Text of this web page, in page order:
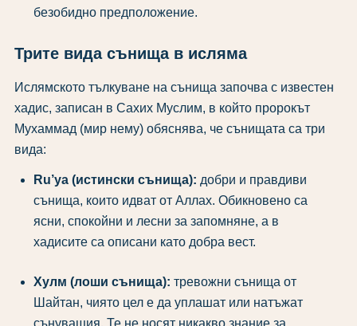
безобидно предположение.
Трите вида сънища в исляма
Ислямското тълкуване на сънища започва с известен
хадис, записан в Сахих Муслим, в който пророкът
Мухаммад (мир нему) обяснява, че сънищата са три
вида:
Ru’ya (истински сънища): добри и правдиви
сънища, които идват от Аллах. Обикновено са
ясни, спокойни и лесни за запомняне, а в
хадисите са описани като добра вест.
Хулм (лоши сънища): тревожни сънища от
Шайтан, чиято цел е да уплашат или натъжат